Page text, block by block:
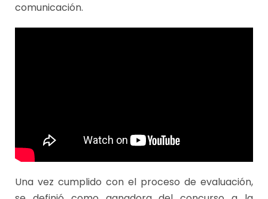
comunicación.
Una vez cumplido con el proceso de evaluación,